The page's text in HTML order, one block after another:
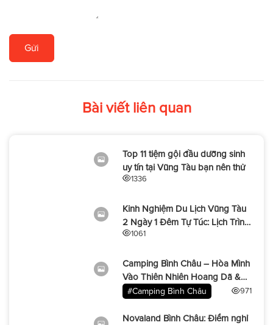
Gửi
Bài viết liên quan
Top 11 tiệm gội đầu dưỡng sinh
uy tín tại Vũng Tàu bạn nên thử
1336
Kinh Nghiệm Du Lịch Vũng Tàu
2 Ngày 1 Đêm Tự Túc: Lịch Trình,
Ăn Chơi & Chi Phí Trọn Gói
1061
Camping Bình Châu – Hòa Mình
Vào Thiên Nhiên Hoang Dã &
Bình Yên
#Camping Bình Châu 971
Novaland Bình Châu: Điểm nghỉ